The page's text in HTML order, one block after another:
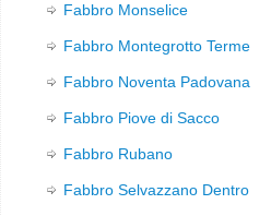
Fabbro Monselice
Fabbro Montegrotto Terme
Fabbro Noventa Padovana
Fabbro Piove di Sacco
Fabbro Rubano
Fabbro Selvazzano Dentro